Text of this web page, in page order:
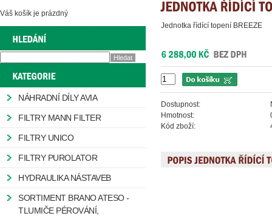
Jednotka řídící topení BREEZE
Dostupnost:
Hmotnost:
Kód zboží:
Váš košík je prázdný
NÁHRADNÍ DÍLY AVIA
FILTRY MANN FILTER
FILTRY UNICO
FILTRY PUROLATOR
HYDRAULIKA NÁSTAVEB
SORTIMENT BRANO ATESO -
TLUMIČE PÉROVÁNÍ,